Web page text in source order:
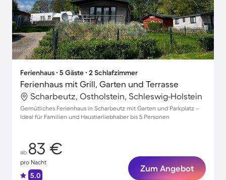
Ferienhaus ∙ 5 Gäste ∙ 2 Schlafzimmer
Ferienhaus mit Grill, Garten und Terrasse
Scharbeutz, Ostholstein, Schleswig-Holstein
Gemütliches Ferienhaus in Scharbeutz mit Garten und Parkplatz –
Ideal für Familien und Haustierliebhaber bis 5 Personen
ab 83 €
pro Nacht
5.0
Zum Angebot